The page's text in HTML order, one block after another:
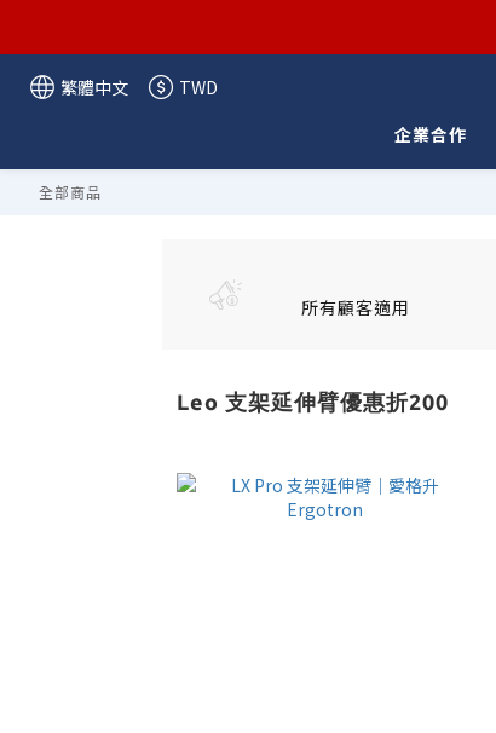
繁體中文
TWD
企業合作
全部商品
所有顧客適用
Leo 支架延伸臂優惠折200